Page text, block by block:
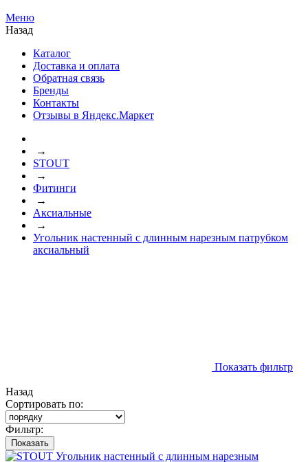
Меню
Назад
Каталог
Доставка и оплата
Обратная связь
Бренды
Контакты
Отзывы в Яндекс.Маркет
→
STOUT
→
Фитинги
→
Аксиальные
→
Угольник настенный с длинным нарезным патрубком
аксиальный
Показать фильтр
Назад
Сортировать по:
Фильтр:
Показать